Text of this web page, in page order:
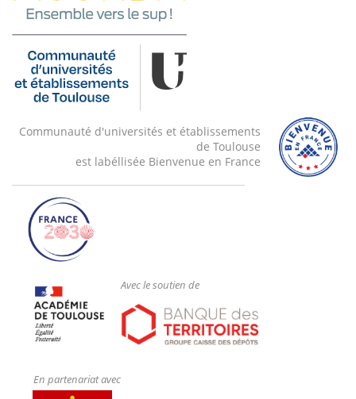
Communauté d'universités et établissements
de Toulouse
est labéllisée Bienvenue en France
Avec le soutien de
En partenariat avec